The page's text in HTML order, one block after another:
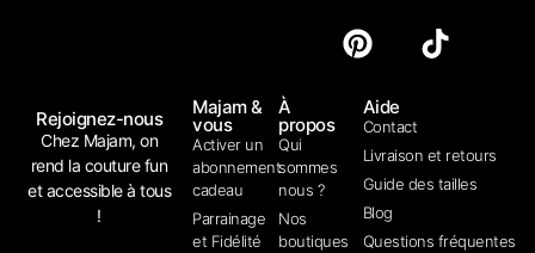
Aide
Contact
Livraison et retours
Guide des tailles
Blog
Questions fréquentes
À
propos
Qui
sommes
nous ?
Nos
boutiques
Majam &
vous
Activer un
abonnement
cadeau
Parrainage
et Fidélité
Rejoignez-nous
Chez Majam, on
rend la couture fun
et accessible à tous
!